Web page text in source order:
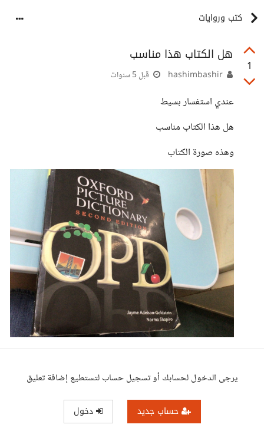
كتب وروايات
1
هل الكتاب هذا مناسب
قبل 5 سنوات
عندي استفسار بسيط
هل هذا الكتاب مناسب
وهذه صورة الكتاب
يرجى الدخول لحسابك أو تسجيل حساب لتستطيع إضافة تعليق
حساب جديد دخول